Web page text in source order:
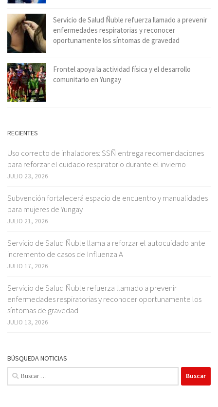
Servicio de Salud Ñuble refuerza llamado a prevenir
enfermedades respiratorias y reconocer
oportunamente los síntomas de gravedad
Frontel apoya la actividad física y el desarrollo
comunitario en Yungay
RECIENTES
Uso correcto de inhaladores: SSÑ entrega recomendaciones
para reforzar el cuidado respiratorio durante el invierno
JULIO 23, 2026
Subvención fortalecerá espacio de encuentro y manualidades
para mujeres de Yungay
JULIO 21, 2026
Servicio de Salud Ñuble llama a reforzar el autocuidado ante
incremento de casos de Influenza A
JULIO 17, 2026
Servicio de Salud Ñuble refuerza llamado a prevenir
enfermedades respiratorias y reconocer oportunamente los
síntomas de gravedad
JULIO 13, 2026
BÚSQUEDA NOTICIAS
Buscar: